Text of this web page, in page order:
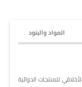
المواد والبنود
للمنتجات الدوائية